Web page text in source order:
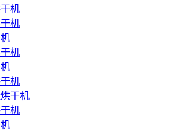
机
机
机
机
干机
机